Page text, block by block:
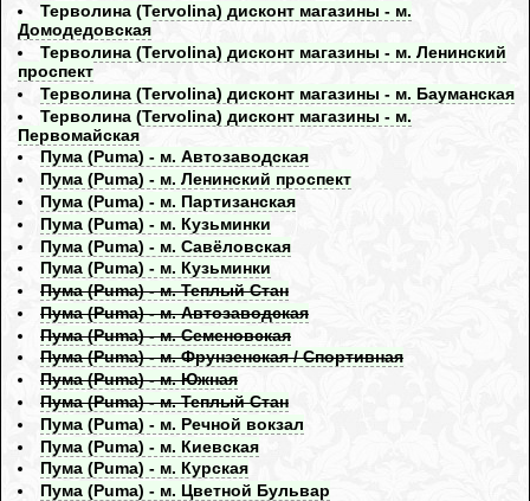
Терволина (Tervolina) дисконт магазины - м.
Домодедовская
Терволина (Tervolina) дисконт магазины - м. Ленинский
проспект
Терволина (Tervolina) дисконт магазины - м. Бауманская
Терволина (Tervolina) дисконт магазины - м.
Первомайская
Пума (Puma) - м. Автозаводская
Пума (Puma) - м. Ленинский проспект
Пума (Puma) - м. Партизанская
Пума (Puma) - м. Кузьминки
Пума (Puma) - м. Савёловская
Пума (Puma) - м. Кузьминки
Пума (Puma) - м. Теплый Стан
Пума (Puma) - м. Автозаводская
Пума (Puma) - м. Семеновская
Пума (Puma) - м. Фрунзенская / Спортивная
Пума (Puma) - м. Южная
Пума (Puma) - м. Теплый Стан
Пума (Puma) - м. Речной вокзал
Пума (Puma) - м. Киевская
Пума (Puma) - м. Курская
Пума (Puma) - м. Цветной Бульвар